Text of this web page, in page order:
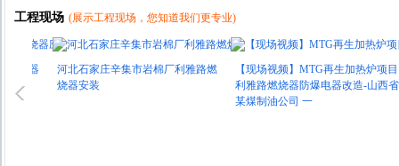
工程现场 (展示工程现场，您知道我们更专业)
河北石家庄辛集市岩棉厂利雅路燃
烧器安装
【现场视频】MTG再生加热炉项目
利雅路燃烧器防爆电器改造-山西省
某煤制油公司 一